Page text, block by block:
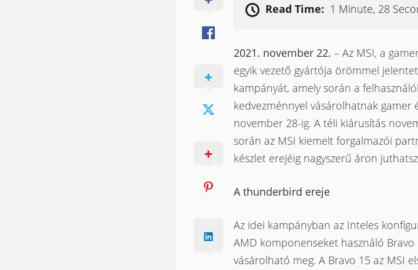
Read Time: 1 Minute, 28
2021. november 22. – Az MSI, a
egyik vezető gyártója örömmel
kampányát, amely során a
kedvezménnyel vásárolhatnak gamer
november 28-ig. A téli kiárusítás
során az MSI kiemelt forgalmazói
készlet erejéig nagyszerű áron
A thunderbird ereje
Az idei kampányban az Inteles
AMD komponenseket használó
vásárolható meg. A Bravo 15 az MSI